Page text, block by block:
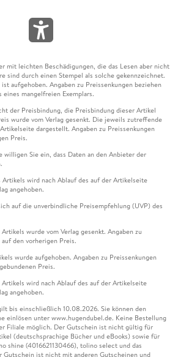
mit leichten Beschädigungen, die das Lesen aber nicht
sind durch einen Stempel als solche gekennzeichnet.
aufgehoben. Angaben zu Preissenkungen beziehen
mangelfreien Exemplars.
der Preisbindung, die Preisbindung dieser Artikel
wurde vom Verlag gesenkt. Die jeweils zutreffende
dargestellt. Angaben zu Preissenkungen
Preis.
Sie ein, dass Daten an den Anbieter der
Artikels wird nach Ablauf des auf der Artikelseite
angehoben.
auf die unverbindliche Preisempfehlung (UVP) des
wurde vom Verlag gesenkt. Angaben zu
den vorherigen Preis.
wurde aufgehoben. Angaben zu Preissenkungen
Preis.
wird nach Ablauf des auf der Artikelseite
angehoben.
bis einschließlich 10.08.2026. Sie können den
einlösen unter www.hugendubel.de. Keine Bestellung
Filiale möglich. Der Gutschein ist nicht gültig für
(deutschsprachige Bücher und eBooks) sowie für
shine (4016621130466), tolino select und das
Gutschein ist nicht mit anderen Gutscheinen und